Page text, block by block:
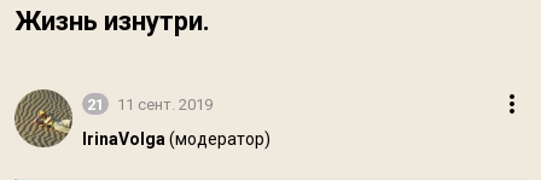
Жизнь изнутри.
21 11 сент. 2019
IrinaVolga (модератор)